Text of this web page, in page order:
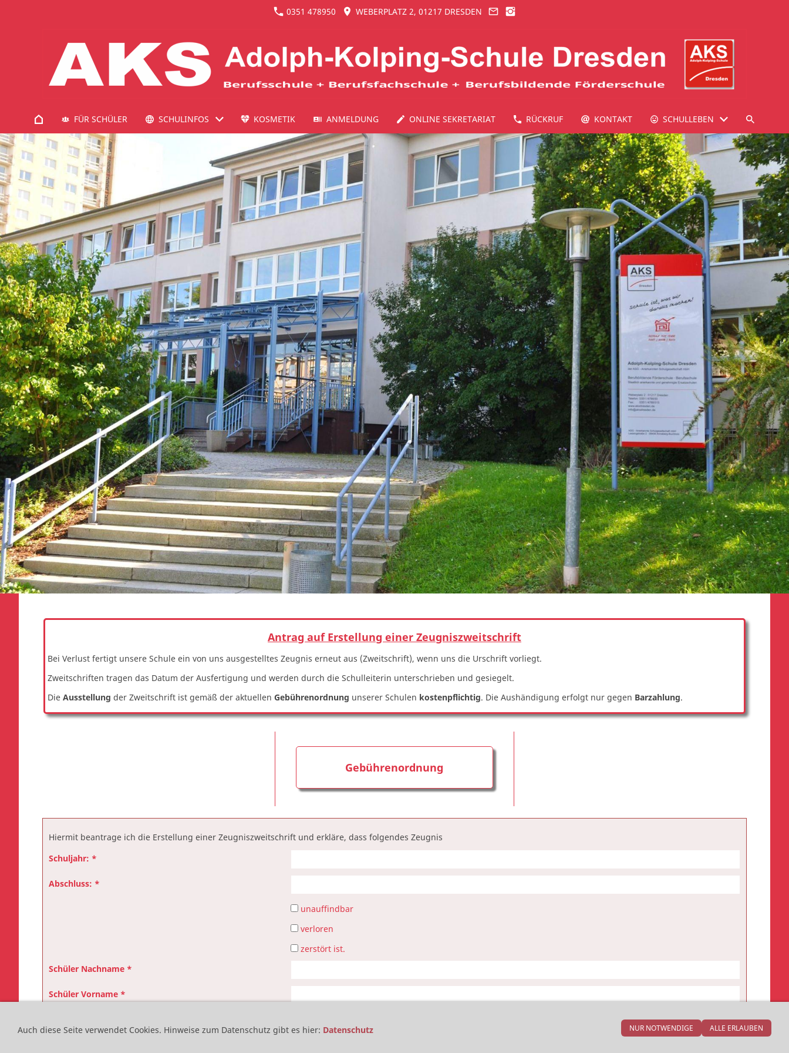
0351 478950 WEBERPLATZ 2, 01217 DRESDEN
FÜR SCHÜLER SCHULINFOS KOSMETIK ANMELDUNG ONLINE SEKRETARIAT RÜCKRUF KONTAKT SCHULLEBEN
Antrag auf Erstellung einer Zeugniszweitschrift
Bei Verlust fertigt unsere Schule ein von uns ausgestelltes Zeugnis erneut aus (Zweitschrift), wenn uns die Urschrift vorliegt.
Zweitschriften tragen das Datum der Ausfertigung und werden durch die Schulleiterin unterschrieben und gesiegelt.
Die Ausstellung der Zweitschrift ist gemäß der aktuellen Gebührenordnung unserer Schulen kostenpflichtig. Die Aushändigung erfolgt nur gegen Barzahlung.
Gebührenordnung
Hiermit beantrage ich die Erstellung einer Zeugniszweitschrift und erkläre, dass folgendes Zeugnis
Schuljahr: *
Abschluss: *
unauffindbar
verloren
zerstört ist.
Schüler Nachname *
Schüler Vorname *
Auch diese Seite verwendet Cookies. Hinweise zum Datenschutz gibt es hier: Datenschutz NUR NOTWENDIGE ALLE ERLAUBEN